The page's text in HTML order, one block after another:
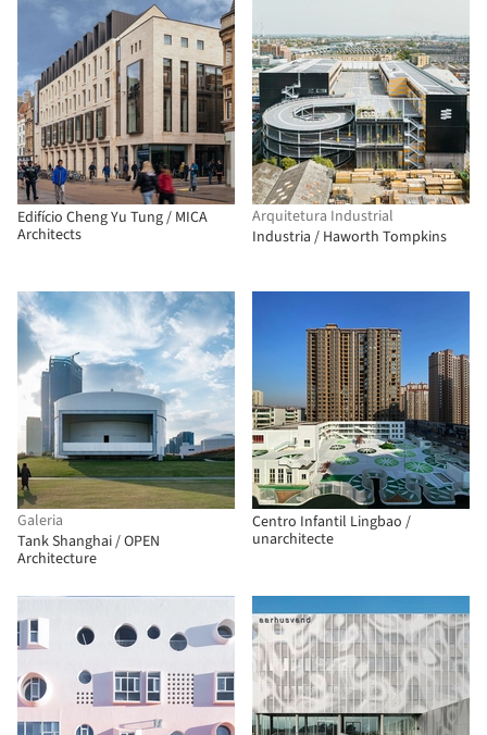
Edifício Cheng Yu Tung / MICA
Architects
Arquitetura Industrial
Industria / Haworth Tompkins
Galeria
Tank Shanghai / OPEN
Architecture
Centro Infantil Lingbao /
unarchitecte